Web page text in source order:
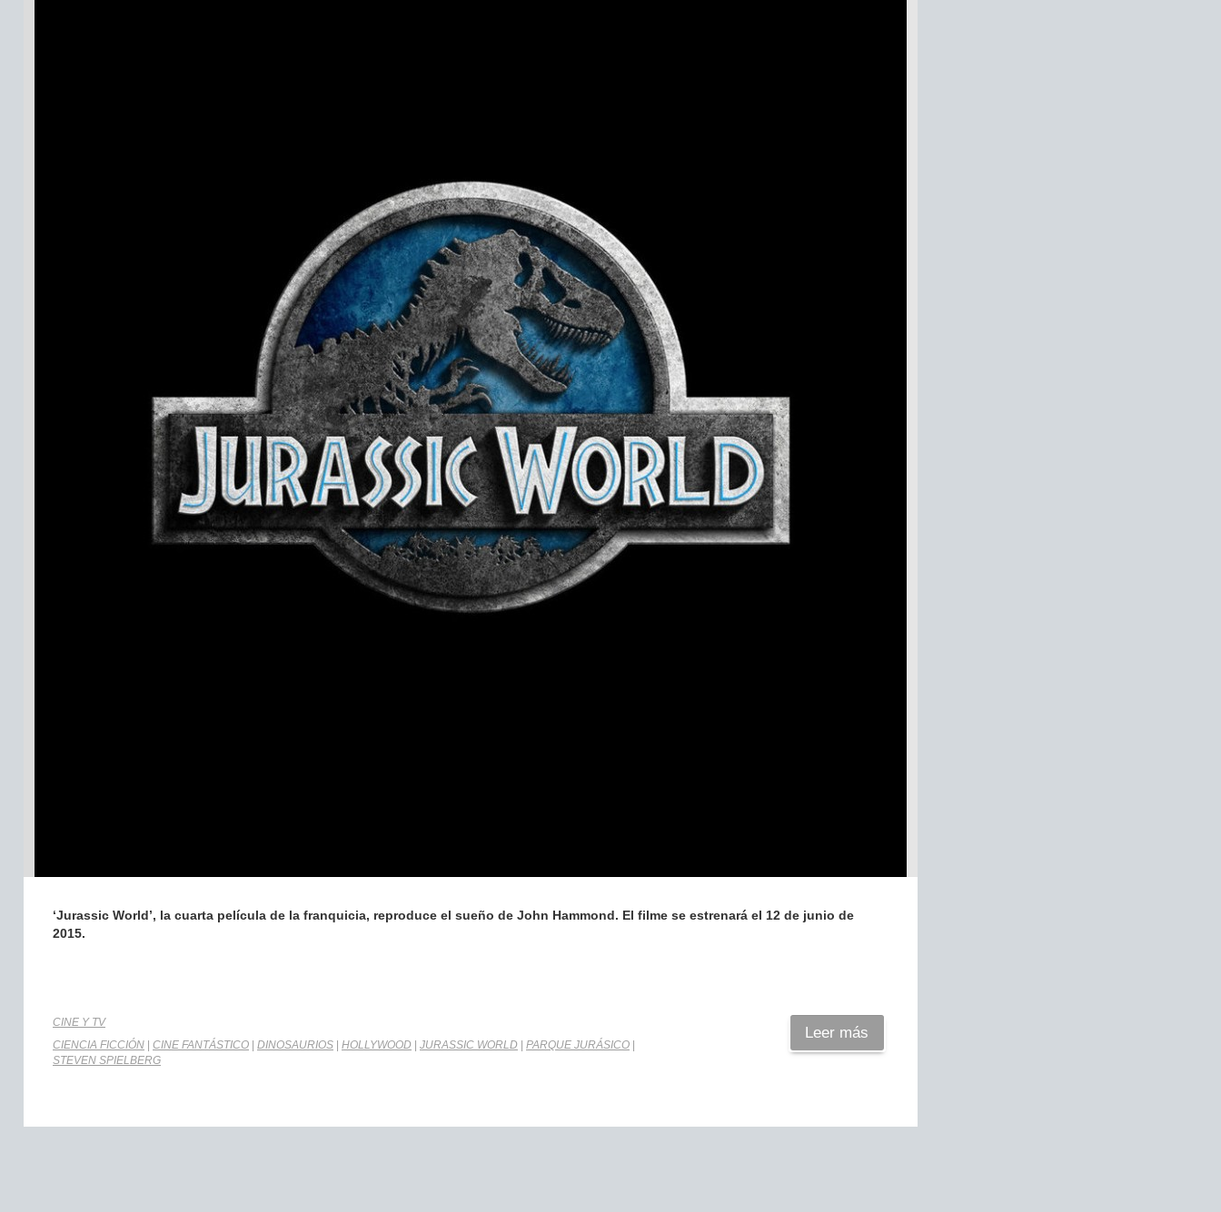
‘Jurassic World’, la cuarta película de la franquicia, reproduce el sueño de John Hammond. El filme se estrenará el 12 de junio de
2015.
CINE Y TV
CIENCIA FICCIÓN
CINE FANTÁSTICO DINOSAURIOS HOLLYWOOD JURASSIC WORLD PARQUE JURÁSICO
STEVEN SPIELBERG
Leer más